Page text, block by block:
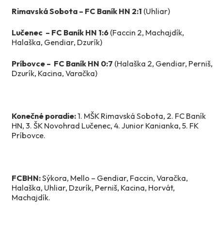
Rimavská Sobota – FC Baník HN 2:1 (Uhliar)
Lučenec – FC Baník HN 1:6 (Faccin 2, Machajdík,
Halaška, Gendiar, Dzurík)
Príbovce – FC Baník HN 0:7 (Halaška 2, Gendiar, Perniš,
Dzurík, Kacina, Varačka)
Konečné poradie:1. MŠK Rimavská Sobota, 2. FC Baník
HN, 3. ŠK Novohrad Lučenec, 4. Junior Kanianka, 5. FK
Príbovce.
FCBHN:Sýkora, Mello – Gendiar, Faccin, Varačka,
Halaška, Uhliar, Dzurík, Perniš, Kacina, Horvát,
Machajdík.